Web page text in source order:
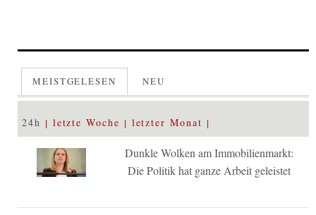
MEISTGELESEN NEU
24h letzte Woche letzter Monat
Dunkle Wolken am Immobilienmarkt:
Die Politik hat ganze Arbeit geleistet